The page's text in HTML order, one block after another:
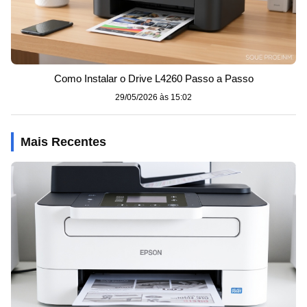
Como Instalar o Drive L4260 Passo a Passo
29/05/2026 às 15:02
Mais Recentes